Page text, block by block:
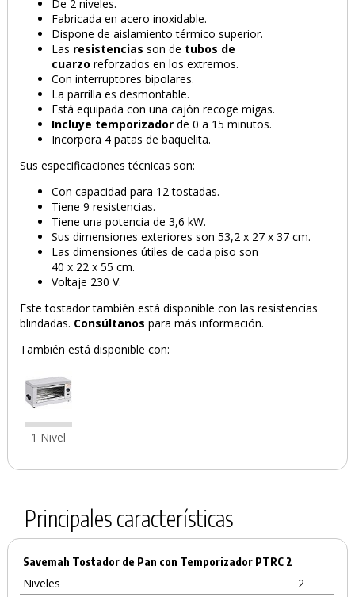
De 2 niveles.
Fabricada en acero inoxidable.
Dispone de aislamiento térmico superior.
Las resistenciasson de tubos de
cuarzo reforzados en los extremos.
Con interruptores bipolares.
La parrilla es desmontable.
Está equipada con una cajón recoge migas.
Incluye temporizador de 0 a 15 minutos.
Incorpora 4 patas de baquelita.
Sus especificaciones técnicas son:
Con capacidad para 12 tostadas.
Tiene 9 resistencias.
Tiene una potencia de 3,6 kW.
Sus dimensiones exteriores son 53,2 x 27 x 37 cm.
Las dimensiones útiles de cada piso son
40 x 22 x 55 cm.
Voltaje 230 V.
Este tostador también está disponible con las resistencias
blindadas. Consúltanos para más información.
También está disponible con:
1 Nivel
Principales características
Savemah Tostador de Pan con Temporizador PTRC 2
Niveles
2